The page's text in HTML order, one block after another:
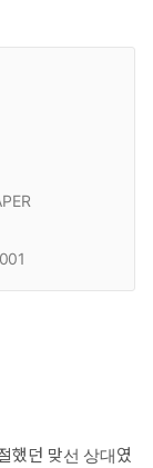
했던 맞선 상대였